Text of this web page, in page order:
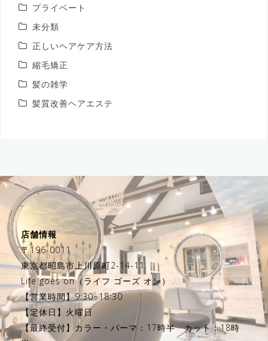
プライベート
未分類
正しいヘアケア方法
縮毛矯正
髪の雑学
髪質改善ヘアエステ
店舗情報
〒196-0011
東京都昭島市上川原町2-14-11
Life goes on（ライフ ゴーズ オン）
【営業時間】9:30~18:30
【定休日】火曜日
【最終受付】カラー・パーマ：17時半 カット：18時